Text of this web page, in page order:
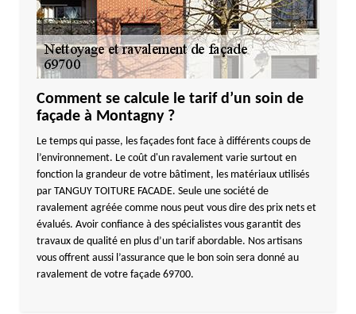
Comment se calcule le tarif d’un soin de
façade à Montagny ?
Le temps qui passe, les façades font face à différents coups de
l’environnement. Le coût d'un ravalement varie surtout en
fonction la grandeur de votre bâtiment, les matériaux utilisés
par TANGUY TOITURE FACADE. Seule une société de
ravalement agréée comme nous peut vous dire des prix nets et
évalués. Avoir confiance à des spécialistes vous garantit des
travaux de qualité en plus d’un tarif abordable. Nos artisans
vous offrent aussi l’assurance que le bon soin sera donné au
ravalement de votre façade 69700.